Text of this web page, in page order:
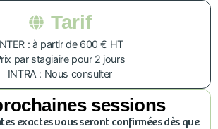
Tarif
: à partir de 600 € HT
par stagiaire pour 2 jours
INTRA : Nous consulter
sessions
exactes vous seront confirmées dès que